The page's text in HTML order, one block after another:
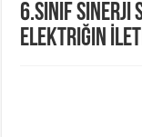
6.Sınıf Sinerji
Elektriğin